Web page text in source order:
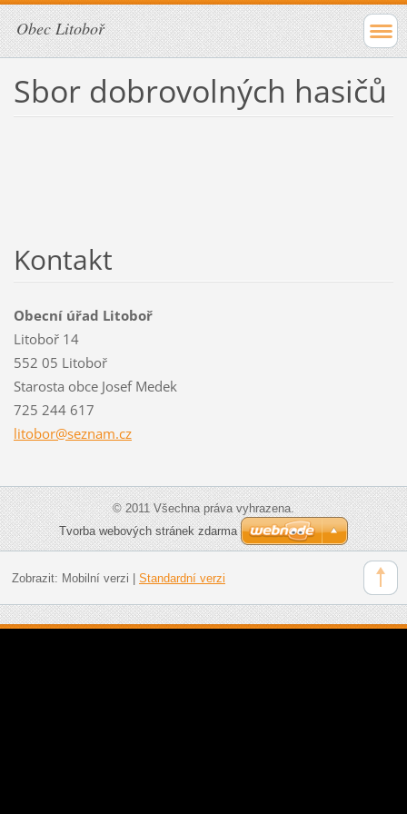
Obec Litoboř
Sbor dobrovolných hasičů
Kontakt
Obecní úřad Litoboř
Litoboř 14
552 05 Litoboř
Starosta obce Josef Medek
725 244 617
litobor@seznam.cz
© 2011 Všechna práva vyhrazena.
Tvorba webových stránek zdarma
Zobrazit: Mobilní verzi Standardní verzi